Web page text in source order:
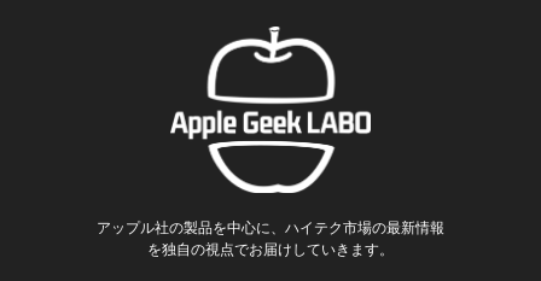
アップル社の製品を中心に、ハイテク市場の最新情報
を独自の視点でお届けしていきます。